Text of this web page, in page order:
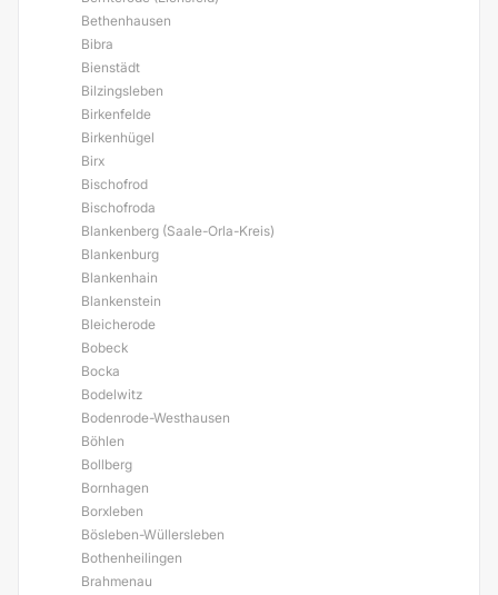
Bethenhausen
Bibra
Bienstädt
Bilzingsleben
Birkenfelde
Birkenhügel
Birx
Bischofrod
Bischofroda
Blankenberg (Saale-Orla-Kreis)
Blankenburg
Blankenhain
Blankenstein
Bleicherode
Bobeck
Bocka
Bodelwitz
Bodenrode-Westhausen
Böhlen
Bollberg
Bornhagen
Borxleben
Bösleben-Wüllersleben
Bothenheilingen
Brahmenau